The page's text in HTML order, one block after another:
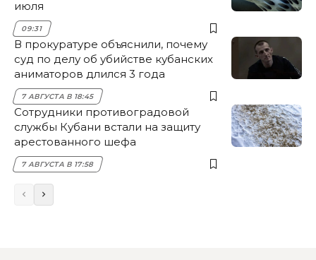
июля
09:31
В прокуратуре объяснили, почему
суд по делу об убийстве кубанских
аниматоров длился 3 года
7 АВГУСТА В 18:45
Сотрудники противоградовой
службы Кубани встали на защиту
арестованного шефа
7 АВГУСТА В 17:58